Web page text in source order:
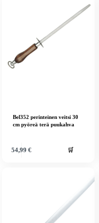
Bel352 perinteinen veitsi 30
cm pyöreä terä puukahva
54,99 € 🛒